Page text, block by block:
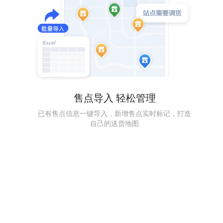
售点导入 轻松管理
已有售点信息一键导入，新增售点实时标记，打造
自己的送货地图